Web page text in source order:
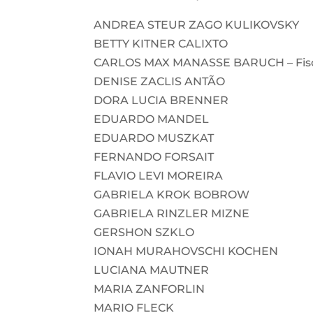
ANDREA STEUR ZAGO KULIKOVSKY
BETTY KITNER CALIXTO
CARLOS MAX MANASSE BARUCH –
DENISE ZACLIS ANTÃO
DORA LUCIA BRENNER
EDUARDO MANDEL
EDUARDO MUSZKAT
FERNANDO FORSAIT
FLAVIO LEVI MOREIRA
GABRIELA KROK BOBROW
GABRIELA RINZLER MIZNE
GERSHON SZKLO
IONAH MURAHOVSCHI KOCHEN
LUCIANA MAUTNER
MARIA ZANFORLIN
MARIO FLECK